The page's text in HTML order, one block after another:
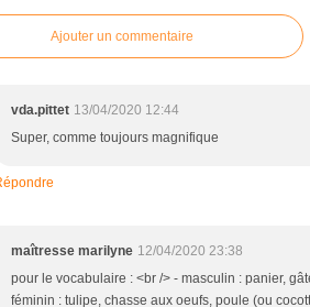
Ajouter un commentaire
vda.pittet 13/04/2020 12:44
Super, comme toujours magnifique
maîtresse marilyne 12/04/2020 23:38
pour le vocabulaire : <br /> - masculin : panier,
féminin : tulipe, chasse aux oeufs, poule (ou